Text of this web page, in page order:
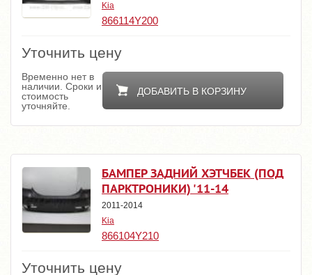
Kia
866114Y200
Уточнить цену
ДОБАВИТЬ В КОРЗИНУ
Временно нет в
наличии. Сроки и
стоимость
уточняйте.
БАМПЕР ЗАДНИЙ ХЭТЧБЕК (ПОД
ПАРКТРОНИКИ) '11-14
2011-2014
Kia
866104Y210
Уточнить цену